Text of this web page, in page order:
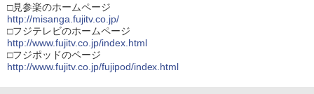
□見参楽のホームページ
http://misanga.fujitv.co.jp/
□フジテレビのホームページ
http://www.fujitv.co.jp/index.html
□フジポッドのページ
http://www.fujitv.co.jp/fujipod/index.html